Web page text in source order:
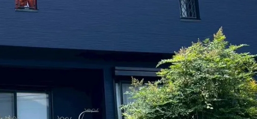
築